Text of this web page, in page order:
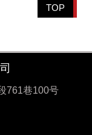
TOP
761巷100号